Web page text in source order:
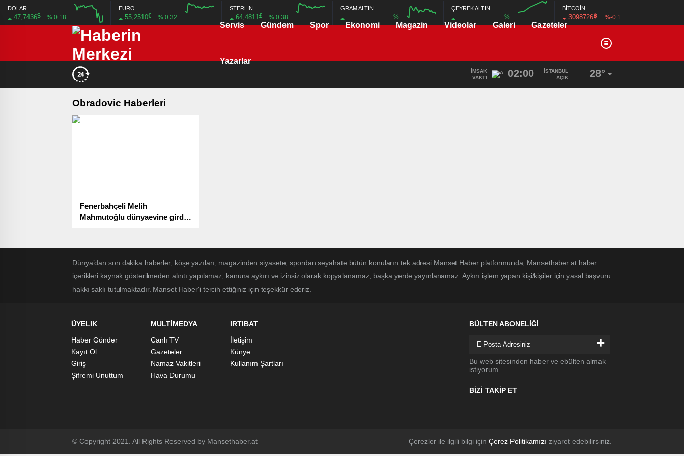
DOLAR
47,7436$ % 0.18
12:00 16:00
EURO
55,2510€ % 0.32
STERLİN
64,4811£ % 0.38
GRAM ALTIN
%
ÇEYREK ALTIN
%
BİTCOİN
3098726฿ %-0.1
Servis Gündem Spor Ekonomi Magazin Videolar Galeri Gazeteler
Yazarlar
İMSAK
VAKTI
02:00
İSTANBUL
AÇIK
28°
Obradovic Haberleri
Fenerbahçeli Melih
Mahmutoğlu dünyaevine girdi!
Dünya’dan son dakika haberler, köşe yazıları, magazinden siyasete, spordan seyahate bütün konuların tek adresi Manset Haber platformunda; Mansethaber.at haber
içerikleri kaynak gösterilmeden alıntı yapılamaz, kanuna aykırı ve izinsiz olarak kopyalanamaz, başka yerde yayınlanamaz. Aykırı işlem yapan kişi/kişiler için yasal başvuru
hakkı saklı tutulmaktadır. Manset Haber'i tercih ettiğiniz için teşekkür ederiz.
ÜYELIK
Haber Gönder
Kayıt Ol
Giriş
Şifremi Unuttum
MULTİMEDYA
Canlı TV
Gazeteler
Namaz Vakitleri
Hava Durumu
IRTIBAT
İletişim
Künye
Kullanım Şartları
BÜLTEN ABONELİĞİ
+
Bu web sitesinden haber ve ebülten almak
istiyorum
BİZİ TAKİP ET
© Copyright 2021. All Rights Reserved by Mansethaber.at Çerezler ile ilgili bilgi için Çerez Politikamızı ziyaret edebilirsiniz.